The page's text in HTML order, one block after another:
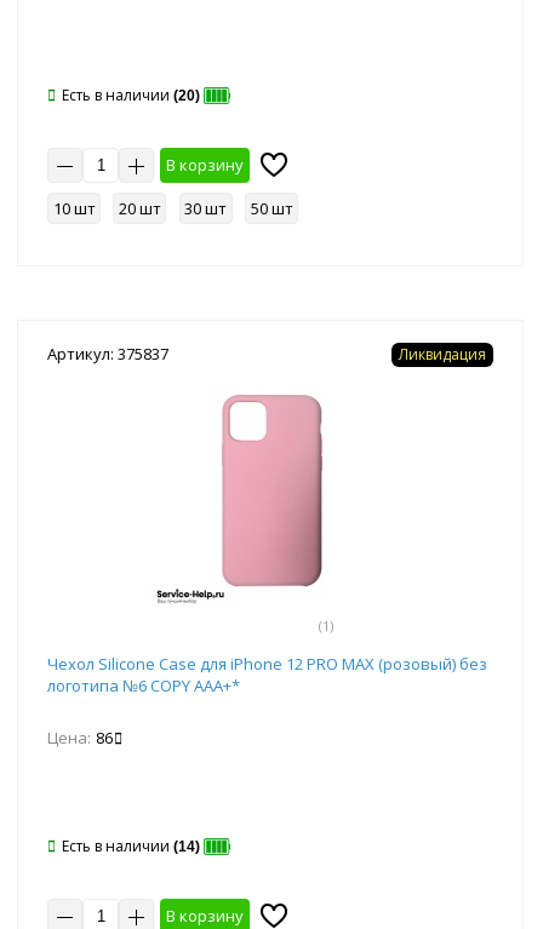
Есть в наличии (20)
В корзину
10 шт
20 шт 30 шт 50 шт
Артикул: 375837
(1)
Ликвидация
Чехол Silicone Case для iPhone 12 PRO MAX (розовый) без
логотипа №6 COPY AAA+*
Цена: 86
Есть в наличии (14)
В корзину